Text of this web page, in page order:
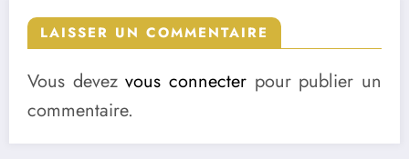
LAISSER UN COMMENTAIRE
Vous devezvous connecter pour publier un
commentaire.